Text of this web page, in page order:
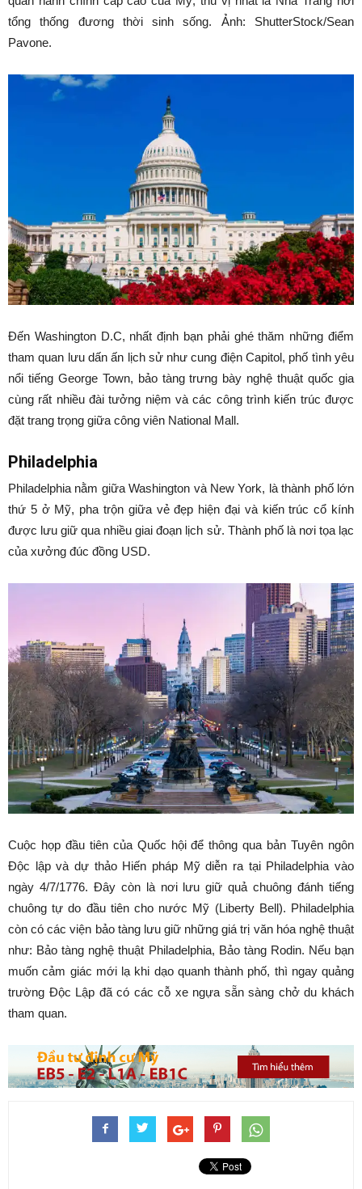
tổng thống đương thời sinh sống. Ảnh: ShutterStock/Sean
Pavone.
Đến Washington D.C, nhất định bạn phải ghé thăm những điểm
tham quan lưu dấn ấn lịch sử như cung điện Capitol, phố tình yêu
nổi tiếng George Town, bảo tàng trưng bày nghệ thuật quốc gia
cùng rất nhiều đài tưởng niệm và các công trình kiến trúc được
đặt trang trọng giữa công viên National Mall.
Philadelphia
Philadelphia nằm giữa Washington và New York, là thành phố lớn
thứ 5 ở Mỹ, pha trộn giữa vẻ đẹp hiện đại và kiến trúc cổ kính
được lưu giữ qua nhiều giai đoạn lịch sử. Thành phố là nơi tọa lạc
của xưởng đúc đồng USD.
Cuộc họp đầu tiên của Quốc hội để thông qua bản Tuyên ngôn
Độc lập và dự thảo Hiến pháp Mỹ diễn ra tại Philadelphia vào
ngày 4/7/1776. Đây còn là nơi lưu giữ quả chuông đánh tiếng
chuông tự do đầu tiên cho nước Mỹ (Liberty Bell). Philadelphia
còn có các viện bảo tàng lưu giữ những giá trị văn hóa nghệ thuật
như: Bảo tàng nghệ thuật Philadelphia, Bảo tàng Rodin. Nếu bạn
muốn cảm giác mới lạ khi dạo quanh thành phố, thì ngay quảng
trường Độc Lập đã có các cỗ xe ngựa sẵn sàng chở du khách
tham quan.